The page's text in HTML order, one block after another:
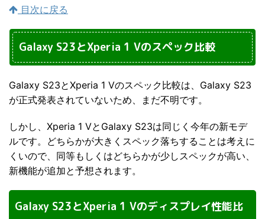
目次に戻る
Galaxy S23とXperia 1 Vのスペック比較
Galaxy S23とXperia 1 Vのスペック比較は、Galaxy S23
が正式発表されていないため、まだ不明です。
しかし、Xperia 1 VとGalaxy S23は同じく今年の新モデ
ルです。どちらかが大きくスペック落ちすることは考えに
くいので、同等もしくはどちらかが少しスペックが高い、
新機能が追加と予想されます。
Galaxy S23とXperia 1 Vのディスプレイ性能比